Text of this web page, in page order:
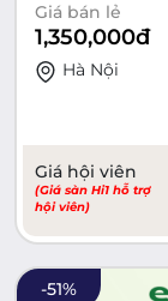
Giá bán lẻ
1,350,000đ
Hà Nội
Giá hội viên
(Giá sàn Hi1 hỗ trợ
hội viên)
-51%